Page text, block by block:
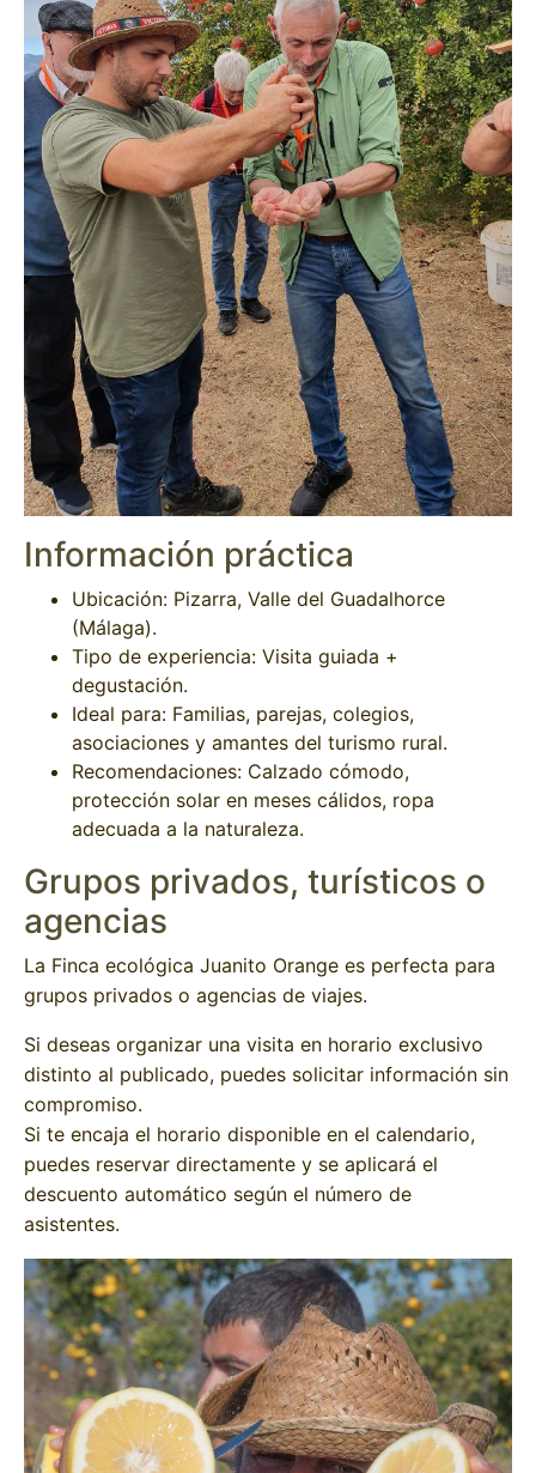
Información práctica
Ubicación: Pizarra, Valle del Guadalhorce
(Málaga).
Tipo de experiencia: Visita guiada +
degustación.
Ideal para: Familias, parejas, colegios,
asociaciones y amantes del turismo rural.
Recomendaciones: Calzado cómodo,
protección solar en meses cálidos, ropa
adecuada a la naturaleza.
Grupos privados, turísticos o
agencias
La Finca ecológica Juanito Orange es perfecta para
grupos privados o agencias de viajes.
Si deseas organizar una visita en horario exclusivo
distinto al publicado, puedes solicitar información sin
compromiso.
Si te encaja el horario disponible en el calendario,
puedes reservar directamente y se aplicará el
descuento automático según el número de
asistentes.